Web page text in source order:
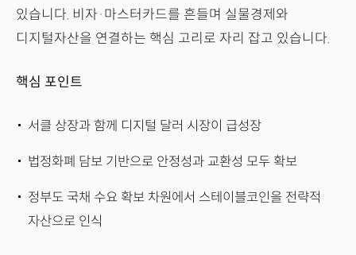
있습니다. 비자·마스터카드를 흔들며 실물경제와
디지털자산을 연결하는 핵심 고리로 자리 잡고 있습니다.
핵심 포인트
서클 상장과 함께 디지털 달러 시장이 급성장
법정화폐 담보 기반으로 안정성과 교환성 모두 확보
정부도 국채 수요 확보 차원에서 스테이블코인을 전략적
자산으로 인식